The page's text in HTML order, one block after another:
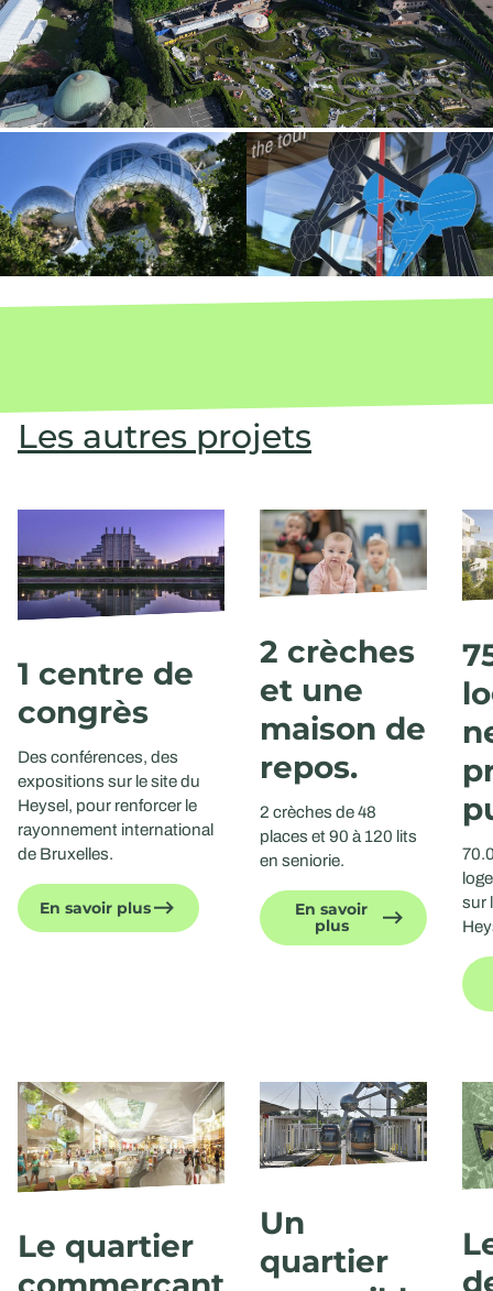
Les autres projets
1 centre de
congrès
Des conférences, des
expositions sur le site du
Heysel, pour renforcer le
rayonnement international
de Bruxelles.
En savoir plus
2 crèches
et une
maison de
repos.
2 crèches de 48
places et 90 à 120 lits
en seniorie.
En savoir
plus
sur
Le quartier
Un
quartier